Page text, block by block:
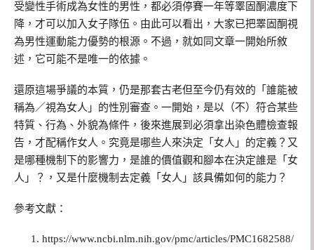
受變性手術成為女性的男性，都必須停賽一年等睪固酮濃度下
降，才可以加入女子隊伍。由此可以看出，大家已把睪固酮視
為男性運動能力優勢的根源。不過，就如同文章一開始所敘
述，它可能不是唯一的依據。
還原這場爭議的本質，仍是那套古老但至今仍有效的「誰能被
稱為／視為女人」的性別審查。一開始，是以（不）符合某些
特質、行為、外貌為條件，後來進展到必須拿出染色體檢查報
告，才配稱作女人。究竟是哪些人來決定「女人」的定義？又
是哪種機制下的影響力，是誰的價值觀和腳本在決定誰是「女
人」？，又是什麼機制去定義「女人」該具備如何的能力？
參考文獻：
https://www.ncbi.nlm.nih.gov/pmc/articles/PMC1682588/